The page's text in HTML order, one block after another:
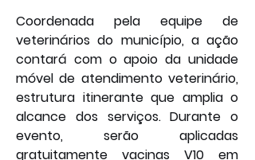
Coordenada pela equipe de
veterinários do município, a ação
contará com o apoio da unidade
móvel de atendimento veterinário,
estrutura itinerante que amplia o
alcance dos serviços. Durante o
evento, serão aplicadas
gratuitamente vacinas V10 em